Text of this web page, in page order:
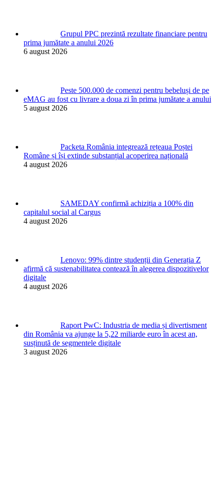
Grupul PPC prezintă rezultate financiare pentru
prima jumătate a anului 2026
6 august 2026
Peste 500.000 de comenzi pentru bebeluși de pe
eMAG au fost cu livrare a doua zi în prima jumătate a anului
5 august 2026
Packeta România integrează rețeaua Poștei
Române și își extinde substanțial acoperirea națională
4 august 2026
SAMEDAY confirmă achiziția a 100% din
capitalul social al Cargus
4 august 2026
Lenovo: 99% dintre studenții din Generația Z
afirmă că sustenabilitatea contează în alegerea dispozitivelor
digitale
4 august 2026
Raport PwC: Industria de media și divertisment
din România va ajunge la 5,22 miliarde euro în acest an,
susținută de segmentele digitale
3 august 2026